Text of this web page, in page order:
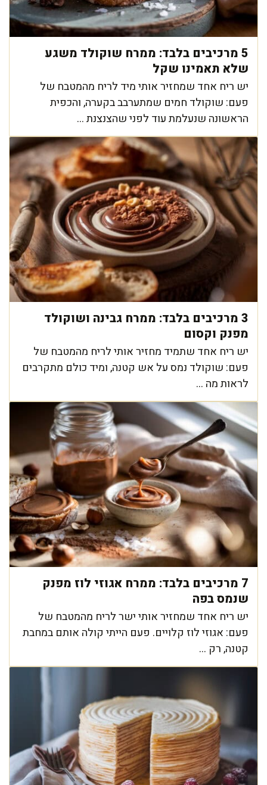
5 מרכיבים בלבד: ממרח שוקולד משגע
שלא תאמינו שקל
יש ריח אחד שמחזיר אותי מיד לריח מהמטבח של
פעם: שוקולד חמים שמתערבב בקערה, והכפית
הראשונה שנעלמת עוד לפני שהצנצנת ...
3 מרכיבים בלבד: ממרח גבינה ושוקולד
מפנק וקסום
יש ריח אחד שתמיד מחזיר אותי לריח מהמטבח של
פעם: שוקולד נמס על אש קטנה, ומיד כולם מתקרבים
לראות מה ...
7 מרכיבים בלבד: ממרח אגוזי לוז מפנק
שנמס בפה
יש ריח אחד שמחזיר אותי ישר לריח מהמטבח של
פעם: אגוזי לוז קלויים. פעם הייתי קולה אותם במחבת
קטנה, רק ...